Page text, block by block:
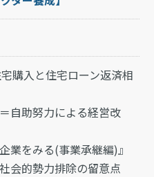
購入と住宅ローン返済相
自助努力による経営改
業をみる(事業承継編)』
会的勢力排除の留意点